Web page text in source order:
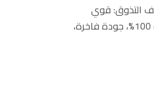
ملف التذوق: قوي
(100%). الحموضة: متوسطة-منخفضة (35%). نكهات التذوق: زبيب، كاكاو، وشاي. المكونات: قهوة أرابيكا كولومبية 100%، جودة فاخرة،